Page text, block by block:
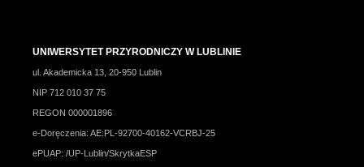
UNIWERSYTET PRZYRODNICZY W LUBLINIE
ul. Akademicka 13, 20-950 Lublin
NIP 712 010 37 75
REGON 000001896
e-Doręczenia: AE:PL-92700-40162-VCRBJ-25
ePUAP: /UP-Lublin/SkrytkaESP